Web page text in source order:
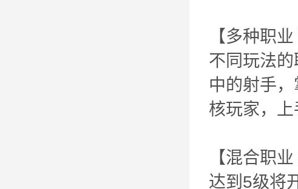
【多种职
不同玩法
中的射手
核玩家，上
【混合职
达到5级将